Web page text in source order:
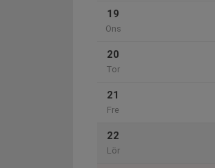
19
Ons
20
Tor
21
Fre
22
Lör